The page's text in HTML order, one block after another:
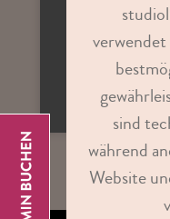
ZUR
sind
während
Website